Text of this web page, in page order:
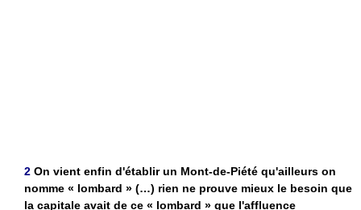
2 On vient enfin d'établir un Mont-de-Piété qu'ailleurs on
nomme « lombard » (…) rien ne prouve mieux le besoin que
la capitale avait de ce « lombard » que l'affluence